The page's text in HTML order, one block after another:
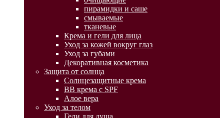
пирамидки и саше
смываемые
тканевые
Крема и гели для лица
Уход за кожей вокруг глаз
Уход за губами
Декоративная косметика
Защита от солнца
Солнцезащитные крема
BB крема с SPF
Алое вера
Уход за телом